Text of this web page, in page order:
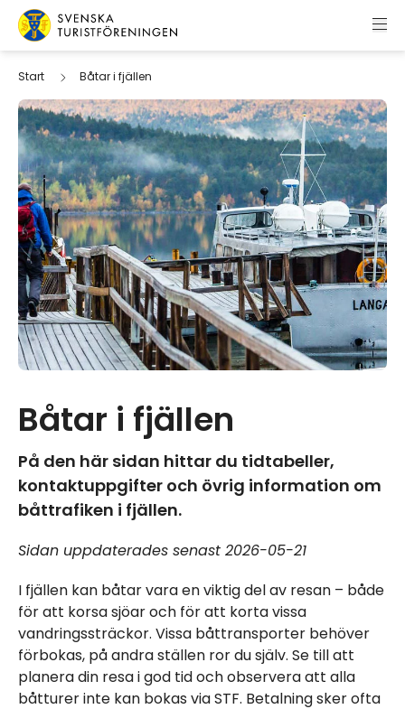
Hoppa till innehåll
Svenska Turistföreningen
Start Båtar i fjällen
Båtar i fjällen
På den här sidan hittar du tidtabeller,
kontaktuppgifter och övrig information om
båttrafiken i fjällen.
Sidan uppdaterades senast 2026-05-21
I fjällen kan båtar vara en viktig del av resan – både
för att korsa sjöar och för att korta vissa
vandringssträckor. Vissa båttransporter behöver
förbokas, på andra ställen ror du själv. Se till att
planera din resa i god tid och observera att alla
båtturer inte kan bokas via STF. Betalning sker ofta